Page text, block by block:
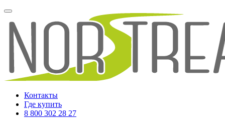
Контакты
Где купить
8 800 302 28 27